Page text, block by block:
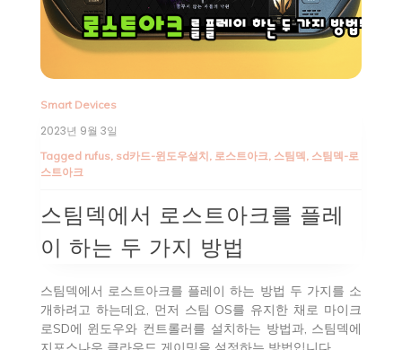
Smart Devices
2023년 9월 3일
Tagged rufus, sd카드-윈도우설치, 로스트아크, 스팀덱, 스팀덱-로
스트아크
스팀덱에서 로스트아크를 플레
이 하는 두 가지 방법
스팀덱에서 로스트아크를 플레이 하는 방법 두 가지를 소
개하려고 하는데요, 먼저 스팀 OS를 유지한 채로 마이크
로SD에 윈도우와 컨트롤러를 설치하는 방법과, 스팀덱에